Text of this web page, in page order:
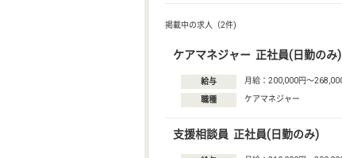
掲載中の求人（2件)
ケアマネジャー 正社員(日勤のみ)
給与 月給：200,000円〜
職種 ケアマネジャー
支援相談員 正社員(日勤のみ)